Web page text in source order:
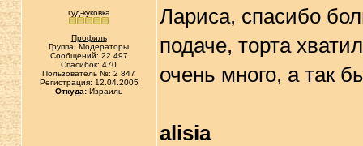
гуд-куковка
Профиль
Группа: Модераторы
Сообщений: 22 497
Спасибок: 470
Пользователь №: 2 847
Регистрация: 12.04.2005
Откуда: Израиль
Лариса, спасибо
подаче, торта
очень много, а так
alisia